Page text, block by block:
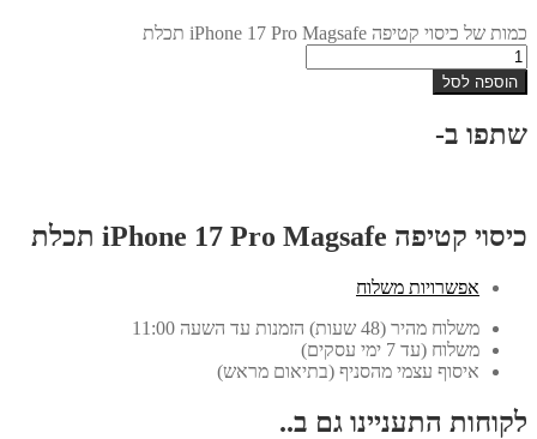
כמות של כיסוי קטיפה iPhone 17 Pro Magsafe תכלת
הוספה לסל
שתפו ב-
כיסוי קטיפה iPhone 17 Pro Magsafe תכלת
אפשרויות משלוח
משלוח מהיר (48 שעות) הזמנות עד השעה 11:00
משלוח (עד 7 ימי עסקים)
איסוף עצמי מהסניף (בתיאום מראש)
לקוחות התעניינו גם ב..